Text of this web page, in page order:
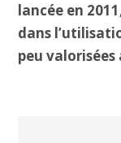
lancée en
dans
peu valorisées